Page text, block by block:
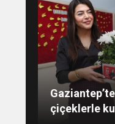
Konukoğlu: Türkiye ekonomisine
11 farklı sektörde değer
katıyoruz
çiçeklerle